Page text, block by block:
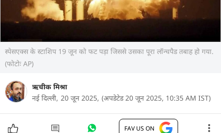
स्पेसएक्स के स्टाशिप 19 जून को फट पड़ा जिससे उसका पूरा लॉन्चपैड तबाह हो गया.
(फोटोः AP)
ऋचीक मिश्रा
नई दिल्ली, 20 जून 2025, (अपडेटेड 20 जून 2025, 10:35 AM IST)
FAV US ON